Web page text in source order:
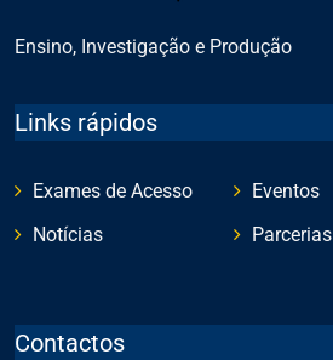
Ensino, Investigação e Produção
Links rápidos
Exames de Acesso
Notícias
Eventos
Parcerias
Contactos